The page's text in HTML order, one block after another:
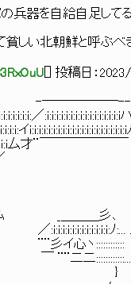
兵器を自給自足してる
貧しい北朝鮮と呼ぶべ
] 投稿日：
ハ
ﾉ
￣￣￣￣￣￣ ＼
／ ＼
ﾑ _＿＿＿
ﾉ:... ﾉ
心ヽ::::::::::::
二二::::::::::::....
} ∨